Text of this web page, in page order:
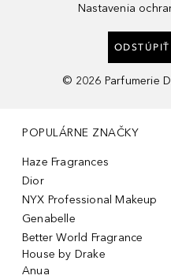
Nastavenia
© 2026 Parfumerie
POPULÁRNE ZNAČKY
Haze Fragrances
Dior
NYX Professional Makeup
Genabelle
Better World Fragrance
House by Drake
Anua